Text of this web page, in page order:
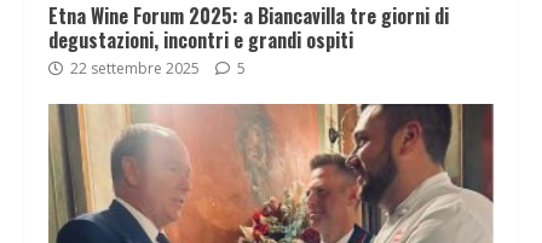
Etna Wine Forum 2025: a Biancavilla tre giorni di
degustazioni, incontri e grandi ospiti
22 settembre 2025 5